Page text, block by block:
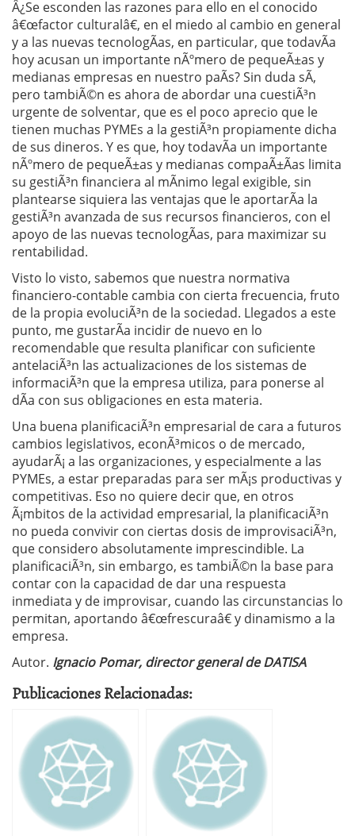
Â¿Se esconden las razones para ello en el conocido
â€œfactor culturalâ€, en el miedo al cambio en general
y a las nuevas tecnologÃ­as, en particular, que todavÃ­a
hoy acusan un importante nÃºmero de pequeÃ±as y
medianas empresas en nuestro paÃ­s? Sin duda sÃ­,
pero tambiÃ©n es ahora de abordar una cuestiÃ³n
urgente de solventar, que es el poco aprecio que le
tienen muchas PYMEs a la gestiÃ³n propiamente dicha
de sus dineros. Y es que, hoy todavÃ­a un importante
nÃºmero de pequeÃ±as y medianas compaÃ±Ã­as limita
su gestiÃ³n financiera al mÃ­nimo legal exigible, sin
plantearse siquiera las ventajas que le aportarÃ­a la
gestiÃ³n avanzada de sus recursos financieros, con el
apoyo de las nuevas tecnologÃ­as, para maximizar su
rentabilidad.
Visto lo visto, sabemos que nuestra normativa
financiero-contable cambia con cierta frecuencia, fruto
de la propia evoluciÃ³n de la sociedad. Llegados a este
punto, me gustarÃ­a incidir de nuevo en lo
recomendable que resulta planificar con suficiente
antelaciÃ³n las actualizaciones de los sistemas de
informaciÃ³n que la empresa utiliza, para ponerse al
dÃ­a con sus obligaciones en esta materia.
Una buena planificaciÃ³n empresarial de cara a futuros
cambios legislativos, econÃ³micos o de mercado,
ayudarÃ¡ a las organizaciones, y especialmente a las
PYMEs, a estar preparadas para ser mÃ¡s productivas y
competitivas. Eso no quiere decir que, en otros
Ã¡mbitos de la actividad empresarial, la planificaciÃ³n
no pueda convivir con ciertas dosis de improvisaciÃ³n,
que considero absolutamente imprescindible. La
planificaciÃ³n, sin embargo, es tambiÃ©n la base para
contar con la capacidad de dar una respuesta
inmediata y de improvisar, cuando las circunstancias lo
permitan, aportando â€œfrescuraâ€ y dinamismo a la
empresa.
Autor. Ignacio Pomar, director general de DATISA
Publicaciones Relacionadas: